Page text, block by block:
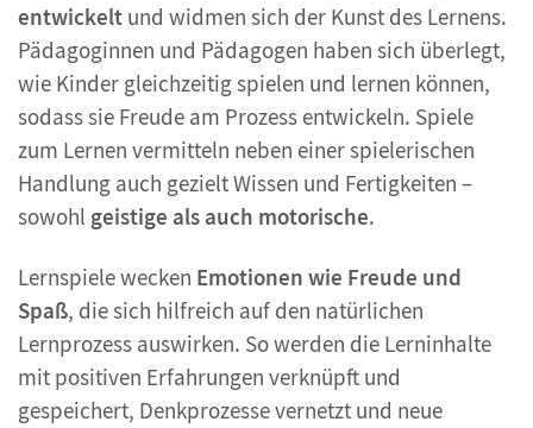
entwickelt und widmen sich der Kunst des Lernens.
Pädagoginnen und Pädagogen haben sich überlegt,
wie Kinder gleichzeitig spielen und lernen können,
sodass sie Freude am Prozess entwickeln. Spiele
zum Lernen vermitteln neben einer spielerischen
Handlung auch gezielt Wissen und Fertigkeiten –
sowohl geistige als auch motorische.
Lernspiele wecken Emotionen wie Freude und
Spaß, die sich hilfreich auf den natürlichen
Lernprozess auswirken. So werden die Lerninhalte
mit positiven Erfahrungen verknüpft und
gespeichert, Denkprozesse vernetzt und neue